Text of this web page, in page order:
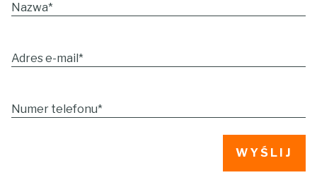
Nazwa*
Adres e-mail*
Numer telefonu*